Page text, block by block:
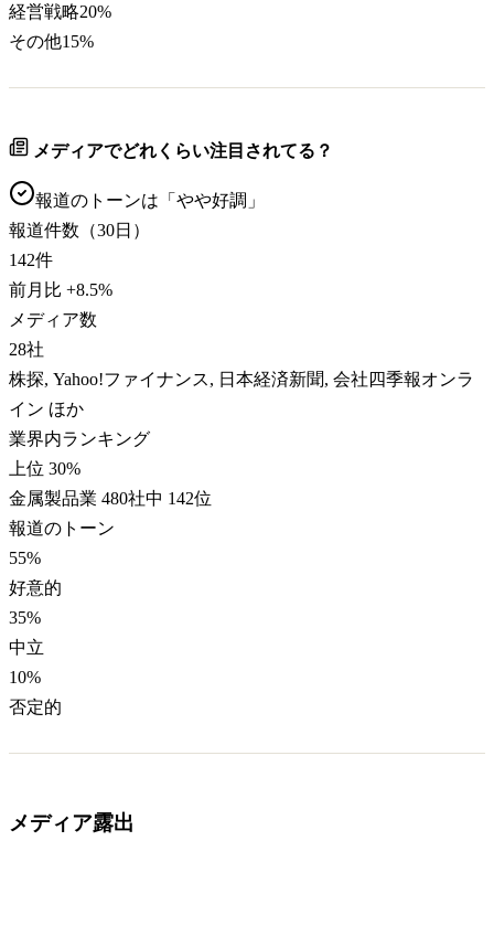
経営戦略20%
その他15%
メディアでどれくらい注目されてる？
報道のトーンは「 やや好調 」
報道件数（30日）
142件
前月比 +8.5%
メディア数
28社
株探, Yahoo!ファイナンス, 日本経済新聞, 会社四季報オンラ
イン ほか
業界内ランキング
上位 30%
金属製品業 480社中 142位
報道のトーン
55%
好意的
35%
中立
10%
否定的
メディア露出